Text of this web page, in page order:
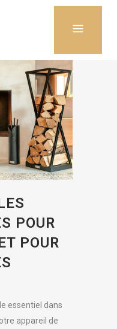
POUR
POUR
essentiel dans
appareil de